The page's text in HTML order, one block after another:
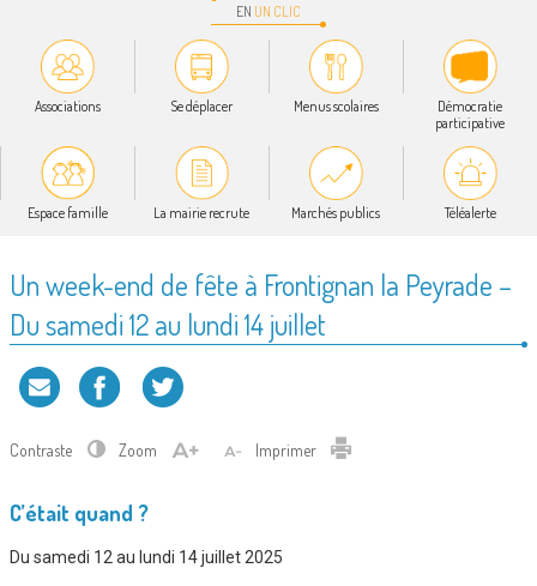
EN UN CLIC
Associations Se déplacer Menus scolaires
Démocratie
participative
Espace famille La mairie recrute Marchés publics Téléalerte
Un week-end de fête à Frontignan la Peyrade –
Du samedi 12 au lundi 14 juillet
Contraste Zoom Imprimer
C’était quand ?
Du samedi 12 au lundi 14 juillet 2025